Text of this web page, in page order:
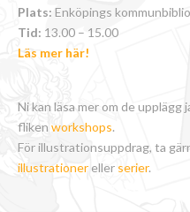
Plats: Enköpings
Tid: 13.00 – 15.00
Läs mer här!
Ni kan läsa mer om de
fliken workshops.
För illustrationsuppdrag, ta
illustrationer eller serier.